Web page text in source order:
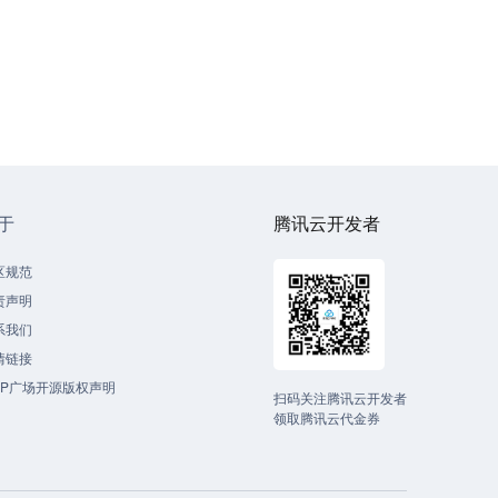
规范
声明
我们
链接
广场开源版权声明
腾讯云开发者
扫码关注腾讯云开发者
领取腾讯云代金券